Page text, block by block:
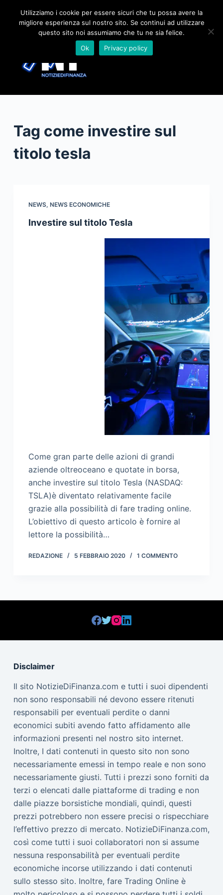
n
e
Tag come investire sul
titolo tesla
NEWS, NEWS ECONOMICHE
Investire sul titolo Tesla
Come gran parte delle azioni di grandi
aziende oltreoceano e quotate in borsa,
anche investire sul titolo Tesla (NASDAQ:
TSLA)è diventato relativamente facile
grazie alla possibilità di fare trading online.
L’obiettivo di questo articolo è fornire al
lettore la possibilità…
REDAZIONE 5 FEBBRAIO 2020 1 COMMENTO
Disclaimer
Il sito NotizieDiFinanza.com e tutti i suoi dipendenti
non sono responsabili né devono essere ritenuti
responsabili per eventuali perdite o danni
economici subiti avendo fatto affidamento alle
informazioni presenti nel nostro sito internet.
Inoltre, I dati contenuti in questo sito non sono
necessariamente emessi in tempo reale e non sono
necessariamente giusti. Tutti i prezzi sono forniti da
terzi o elencati dalle piattaforme di trading e non
dalle piazze borsistiche mondiali, quindi, questi
prezzi potrebbero non essere precisi o rispecchiare
l’effettivo prezzo di mercato. NotizieDiFinanza.com,
così come tutti i suoi collaboratori non si assume
nessuna responsabilità per eventuali perdite
economiche incorse utilizzando i dati contenuti
sullo stesso sito. Inoltre, fare Trading Online è
Utilizziamo i cookie per essere sicuri che tu possa avere la
migliore esperienza sul nostro sito. Se continui ad utilizzare
questo sito noi assumiamo che tu ne sia felice.
Ok
Privacy policy